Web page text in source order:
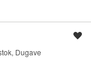
Dugave